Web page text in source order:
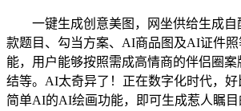
一键生成创意美图，网坐供给生成自
款题目、勾当方案、AI商品图及AI证件
能，用户能够按照需成高情商的伴侣圈
结等。AI太奇异了！正在数字化时代，
简单AI的AI绘画功能，即可生成惹人瞩